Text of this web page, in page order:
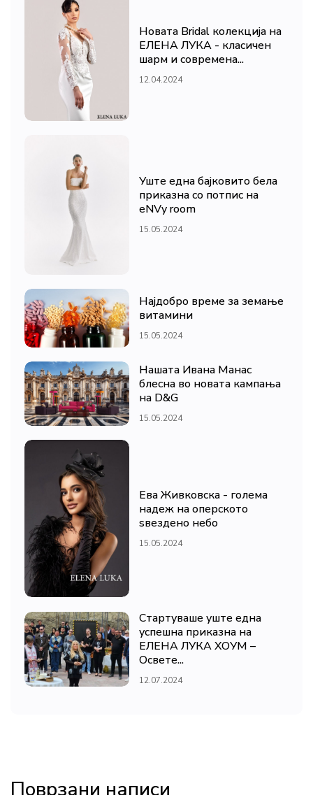
Новата Bridal колекција на
ЕЛЕНА ЛУКА - класичен
шарм и современа...
12.04.2024
Уште една бајковито бела
приказна со потпис на
eNVy room
15.05.2024
Најдобро време за земање
витамини
15.05.2024
Нашата Ивана Манас
блесна во новата кампања
на D&G
15.05.2024
Ева Живковска - голема
надеж на оперското
ѕвездено небо
15.05.2024
Стартуваше уште една
успешна приказна на
ЕЛЕНА ЛУКА ХОУМ –
Освете...
12.07.2024
Поврзани написи